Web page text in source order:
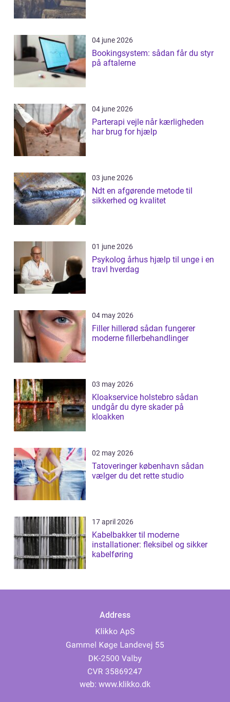
04 june 2026
Bookingsystem: sådan får du styr
på aftalerne
04 june 2026
Parterapi vejle når kærligheden
har brug for hjælp
03 june 2026
Ndt en afgørende metode til
sikkerhed og kvalitet
01 june 2026
Psykolog århus hjælp til unge i en
travl hverdag
04 may 2026
Filler hillerød sådan fungerer
moderne fillerbehandlinger
03 may 2026
Kloakservice holstebro sådan
undgår du dyre skader på
kloakken
02 may 2026
Tatoveringer københavn sådan
vælger du det rette studio
17 april 2026
Kabelbakker til moderne
installationer: fleksibel og sikker
kabelføring
Address
web: www.klikko.dk